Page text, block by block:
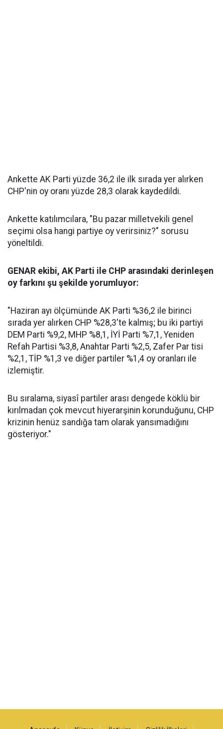
Ankette AK Parti yüzde 36,2 ile ilk sırada yer alırken
CHP'nin oy oranı yüzde 28,3 olarak kaydedildi.
Ankette katılımcılara, "Bu pazar milletvekili genel
seçimi olsa hangi partiye oy verirsiniz?" sorusu
yöneltildi.
GENAR ekibi, AK Parti ile CHP arasındaki derinleşen
oy farkını şu şekilde yorumluyor:
"Haziran ayı ölçümünde AK Parti %36,2 ile birinci
sırada yer alırken CHP %28,3'te kalmış; bu iki partiyi
DEM Parti %9,2, MHP %8,1, İYİ Parti %7,1, Yeniden
Refah Partisi %3,8, Anahtar Parti %2,5, Zafer Par tisi
%2,1, TİP %1,3 ve diğer partiler %1,4 oy oranları ile
izlemiştir.
Bu sıralama, siyasî partiler arası dengede köklü bir
kırılmadan çok mevcut hiyerarşinin korunduğunu, CHP
krizinin henüz sandığa tam olarak yansımadığını
gösteriyor."